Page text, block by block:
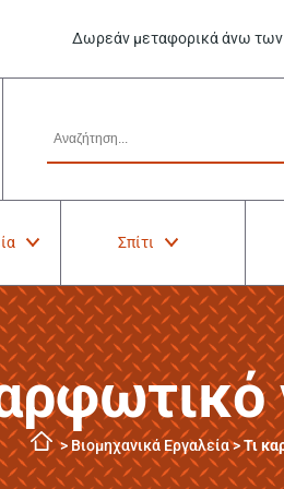
Δωρεάν μεταφορικά άνω
Σπίτι
> Βιομηχανικά Εργαλεία>Τι